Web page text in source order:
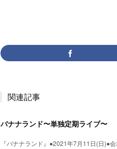
関連記事
バナナランド〜単独定期ライブ〜
『バナナランド』●2021年7月11日(日)●